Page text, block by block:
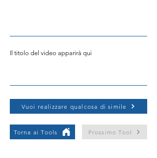
Il titolo del video apparirà qui
Vuoi realizzare qualcosa di simile
Torna ai Tools Prossimo Tool